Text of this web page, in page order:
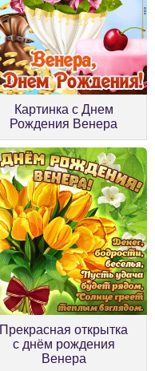
Картинка с Днем
Рождения Венера
Прекрасная открытка
с днём рождения
Венера